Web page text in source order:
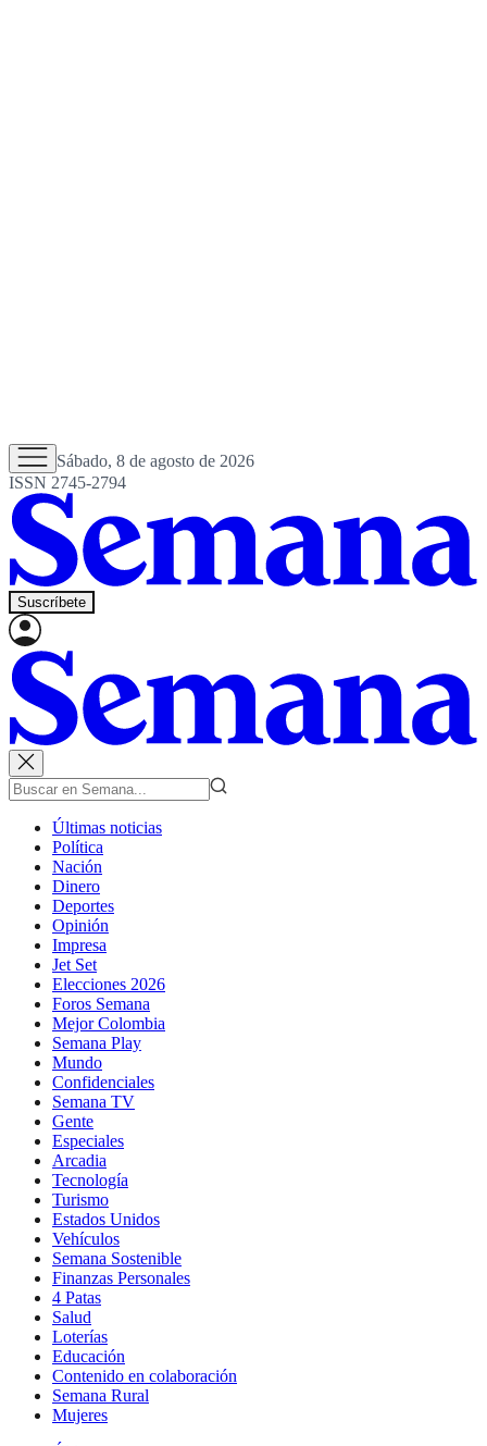
Sábado, 8 de agosto de 2026
ISSN 2745-2794
Suscríbete
Últimas noticias
Política
Nación
Dinero
Deportes
Opinión
Impresa
Jet Set
Elecciones 2026
Foros Semana
Mejor Colombia
Semana Play
Mundo
Confidenciales
Semana TV
Gente
Especiales
Arcadia
Tecnología
Turismo
Estados Unidos
Vehículos
Semana Sostenible
Finanzas Personales
4 Patas
Salud
Loterías
Educación
Contenido en colaboración
Semana Rural
Mujeres